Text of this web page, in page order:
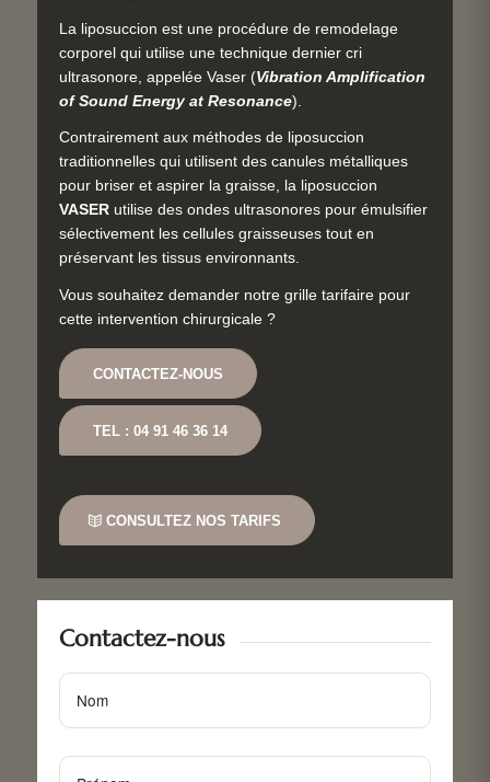
La liposuccion est une procédure de remodelage
corporel qui utilise une technique dernier cri
ultrasonore, appelée Vaser (Vibration Amplification
of Sound Energy at Resonance).
Contrairement aux méthodes de liposuccion
traditionnelles qui utilisent des canules métalliques
pour briser et aspirer la graisse, la liposuccion
VASER utilise des ondes ultrasonores pour émulsifier
sélectivement les cellules graisseuses tout en
préservant les tissus environnants.
Vous souhaitez demander notre grille tarifaire pour
cette intervention chirurgicale ?
CONTACTEZ-NOUS
TEL : 04 91 46 36 14
CONSULTEZ NOS TARIFS
Contactez-nous